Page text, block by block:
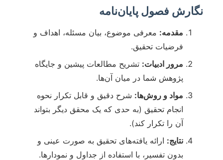
نگارش فصول پایان‌نامه
مقدمه: معرفی موضوع، بیان مسئله، اهداف و
فرضیات تحقیق.
مرور ادبیات: تشریح مطالعات پیشین و جایگاه
پژوهش شما در میان آن‌ها.
مواد و روش‌ها: شرح دقیق و قابل تکرار نحوه
انجام تحقیق (به حدی که یک محقق دیگر بتواند
آن را تکرار کند).
نتایج: ارائه یافته‌های تحقیق به صورت عینی و
بدون تفسیر، با استفاده از جداول و نمودارها.